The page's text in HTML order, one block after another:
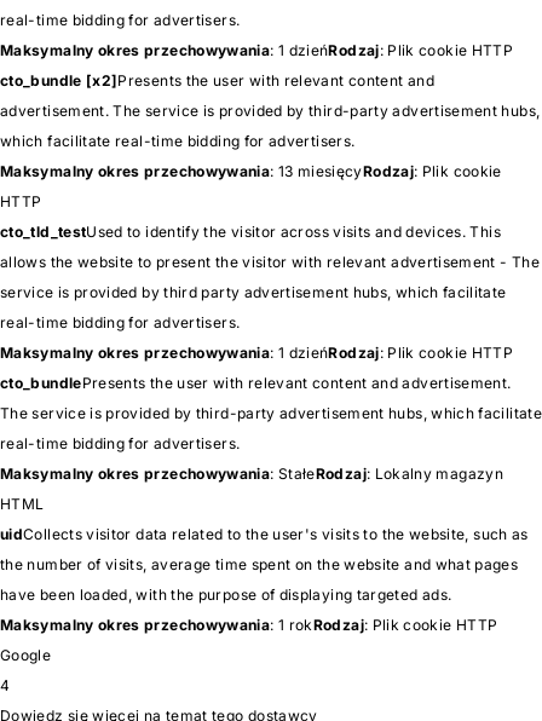
real-time bidding for advertisers.
Maksymalny okres przechowywania: 1 dzieńRodzaj: Plik cookie HTTP
cto_bundle [x2]Presents the user with relevant content and
advertisement. The service is provided by third-party advertisement hubs,
which facilitate real-time bidding for advertisers.
Maksymalny okres przechowywania: 13 miesięcyRodzaj: Plik cookie
HTTP
cto_tld_testUsed to identify the visitor across visits and devices. This
allows the website to present the visitor with relevant advertisement - The
service is provided by third party advertisement hubs, which facilitate
real-time bidding for advertisers.
Maksymalny okres przechowywania: 1 dzieńRodzaj: Plik cookie HTTP
cto_bundlePresents the user with relevant content and advertisement.
The service is provided by third-party advertisement hubs, which facilitate
real-time bidding for advertisers.
Maksymalny okres przechowywania: StałeRodzaj: Lokalny magazyn
HTML
uidCollects visitor data related to the user's visits to the website, such as
the number of visits, average time spent on the website and what pages
have been loaded, with the purpose of displaying targeted ads.
Maksymalny okres przechowywania: 1 rokRodzaj: Plik cookie HTTP
Google
4
Dowiedz się więcej na temat tego dostawcy